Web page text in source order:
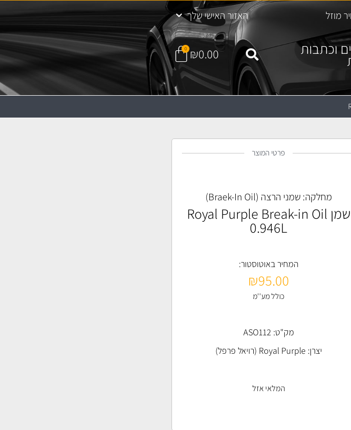
מוזל האזור האישי שלך
וכתבות ₪0.00
0
פרטי המוצר
מחלקה: שמני הרצה (Braek-In Oil)
שמן Royal Purple Break-in Oil
0.946L
המחיר באוטוסטור:
₪95.00
כולל מע''מ
מק"ט: ASO112
יצרן: Royal Purple (רויאל פרפל)
המלאי אזל